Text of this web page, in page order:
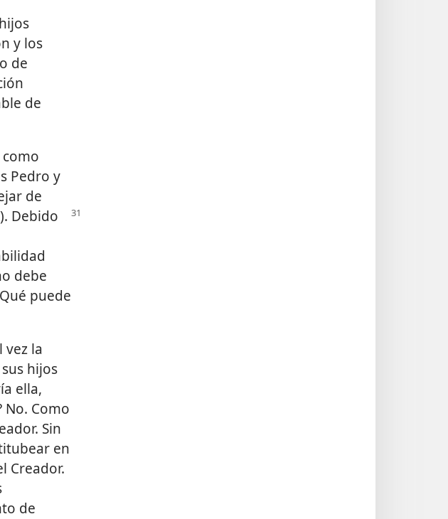
y los
de
de
Pedro y
de
). Debido
debe
puede
vez la
hijos
ella,
No. Como
Sin
en
Creador.
de